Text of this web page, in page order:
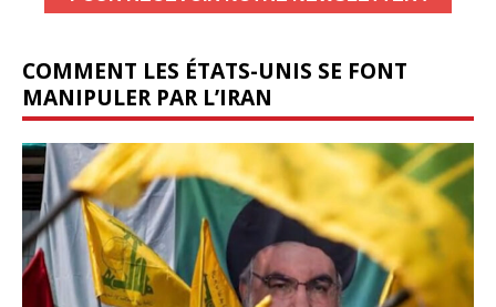
COMMENT LES ÉTATS-UNIS SE FONT
MANIPULER PAR L’IRAN